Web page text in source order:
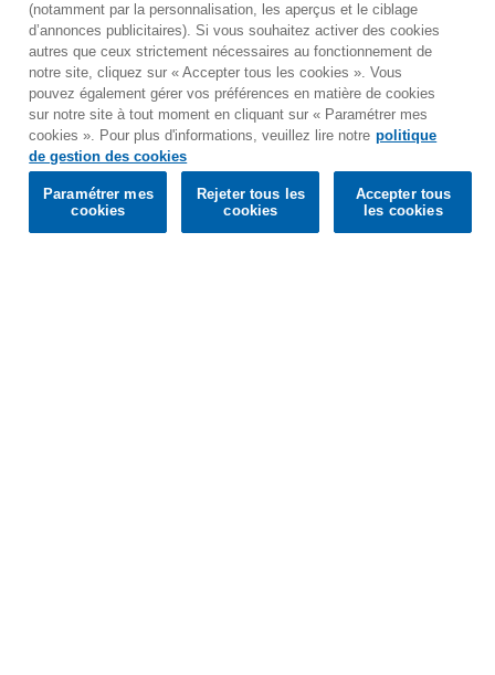
Would you prefer to visit our website in English?
Confirm
(notamment par la personnalisation, les aperçus et le ciblage
d’annonces publicitaires). Si vous souhaitez activer des cookies
autres que ceux strictement nécessaires au fonctionnement de
notre site, cliquez sur « Accepter tous les cookies ». Vous
pouvez également gérer vos préférences en matière de cookies
sur notre site à tout moment en cliquant sur « Paramétrer mes
cookies ». Pour plus d'informations, veuillez lire notre politique
de gestion des cookies
Paramétrer mes
cookies
Rejeter tous les
cookies
Accepter tous
les cookies